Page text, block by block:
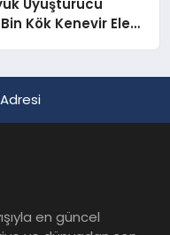
Uyuşturucu
Kök Kenevir Ele
en güncel